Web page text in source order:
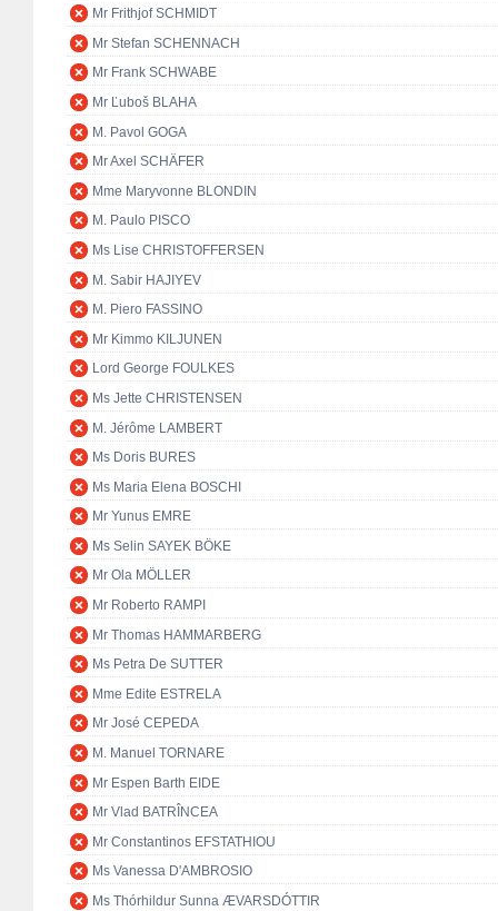
Mr Frithjof SCHMIDT
Mr Stefan SCHENNACH
Mr Frank SCHWABE
Mr Ľuboš BLAHA
M. Pavol GOGA
Mr Axel SCHÄFER
Mme Maryvonne BLONDIN
M. Paulo PISCO
Ms Lise CHRISTOFFERSEN
M. Sabir HAJIYEV
M. Piero FASSINO
Mr Kimmo KILJUNEN
Lord George FOULKES
Ms Jette CHRISTENSEN
M. Jérôme LAMBERT
Ms Doris BURES
Ms Maria Elena BOSCHI
Mr Yunus EMRE
Ms Selin SAYEK BÖKE
Mr Ola MÖLLER
Mr Roberto RAMPI
Mr Thomas HAMMARBERG
Ms Petra De SUTTER
Mme Edite ESTRELA
Mr José CEPEDA
M. Manuel TORNARE
Mr Espen Barth EIDE
Mr Vlad BATRÎNCEA
Mr Constantinos EFSTATHIOU
Ms Vanessa D'AMBROSIO
Ms Thórhildur Sunna ÆVARSDÓTTIR